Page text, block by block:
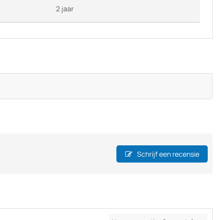
2 jaar
Schrijf een recensie